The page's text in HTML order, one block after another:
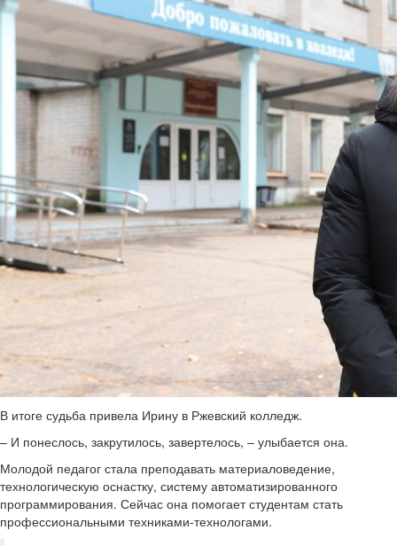
В итоге судьба привела Ирину в Ржевский колледж.
– И понеслось, закрутилось, завертелось, – улыбается она.
Молодой педагог стала преподавать материаловедение,
технологическую оснастку, систему автоматизированного
программирования. Сейчас она помогает студентам стать
профессиональными техниками-технологами.